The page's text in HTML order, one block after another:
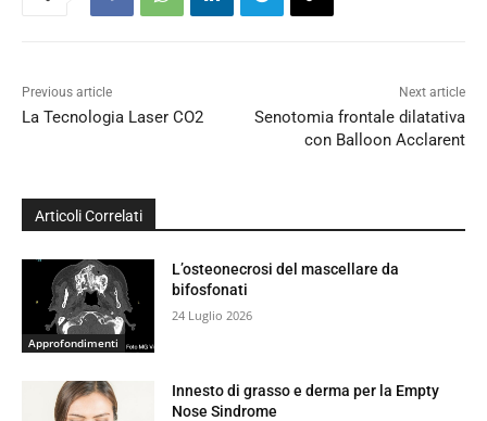
Previous article
La Tecnologia Laser CO2
Next article
Senotomia frontale dilatativa
con Balloon Acclarent
Articoli Correlati
Approfondimenti
L’osteonecrosi del mascellare da
bifosfonati
24 Luglio 2026
Innesto di grasso e derma per la Empty
Nose Sindrome